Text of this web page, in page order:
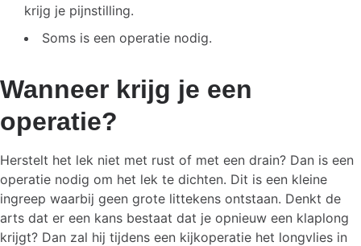
krijg je pijnstilling.
Soms is een operatie nodig.
Wanneer krijg je een
operatie?
Herstelt het lek niet met rust of met een drain? Dan is een
operatie nodig om het lek te dichten. Dit is een kleine
ingreep waarbij geen grote littekens ontstaan. Denkt de
arts dat er een kans bestaat dat je opnieuw een klaplong
krijgt? Dan zal hij tijdens een kijkoperatie het longvlies in